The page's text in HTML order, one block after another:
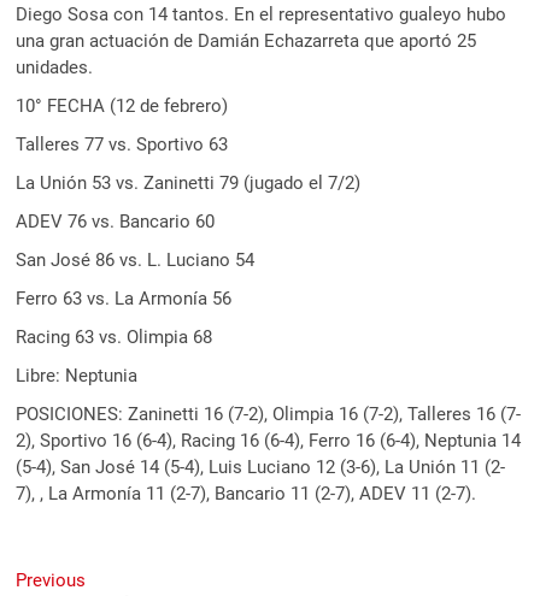
Diego Sosa con 14 tantos. En el representativo gualeyo hubo
una gran actuación de Damián Echazarreta que aportó 25
unidades.
10° FECHA (12 de febrero)
Talleres 77 vs. Sportivo 63
La Unión 53 vs. Zaninetti 79 (jugado el 7/2)
ADEV 76 vs. Bancario 60
San José 86 vs. L. Luciano 54
Ferro 63 vs. La Armonía 56
Racing 63 vs. Olimpia 68
Libre: Neptunia
POSICIONES: Zaninetti 16 (7-2), Olimpia 16 (7-2), Talleres 16 (7-
2), Sportivo 16 (6-4), Racing 16 (6-4), Ferro 16 (6-4), Neptunia 14
(5-4), San José 14 (5-4), Luis Luciano 12 (3-6), La Unión 11 (2-
7), , La Armonía 11 (2-7), Bancario 11 (2-7), ADEV 11 (2-7).
Navegación
Previous